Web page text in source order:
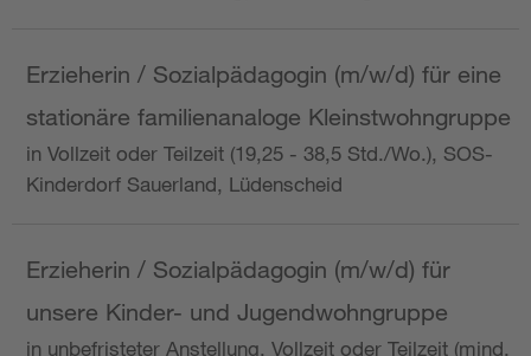
Erzieherin / Sozialpädagogin (m/w/d) für eine
stationäre familienanaloge Kleinstwohngruppe
in Vollzeit oder Teilzeit (19,25 - 38,5 Std./Wo.), SOS-
Kinderdorf Sauerland, Lüdenscheid
Erzieherin / Sozialpädagogin (m/w/d) für
unsere Kinder- und Jugendwohngruppe
in unbefristeter Anstellung, Vollzeit oder Teilzeit (mind.